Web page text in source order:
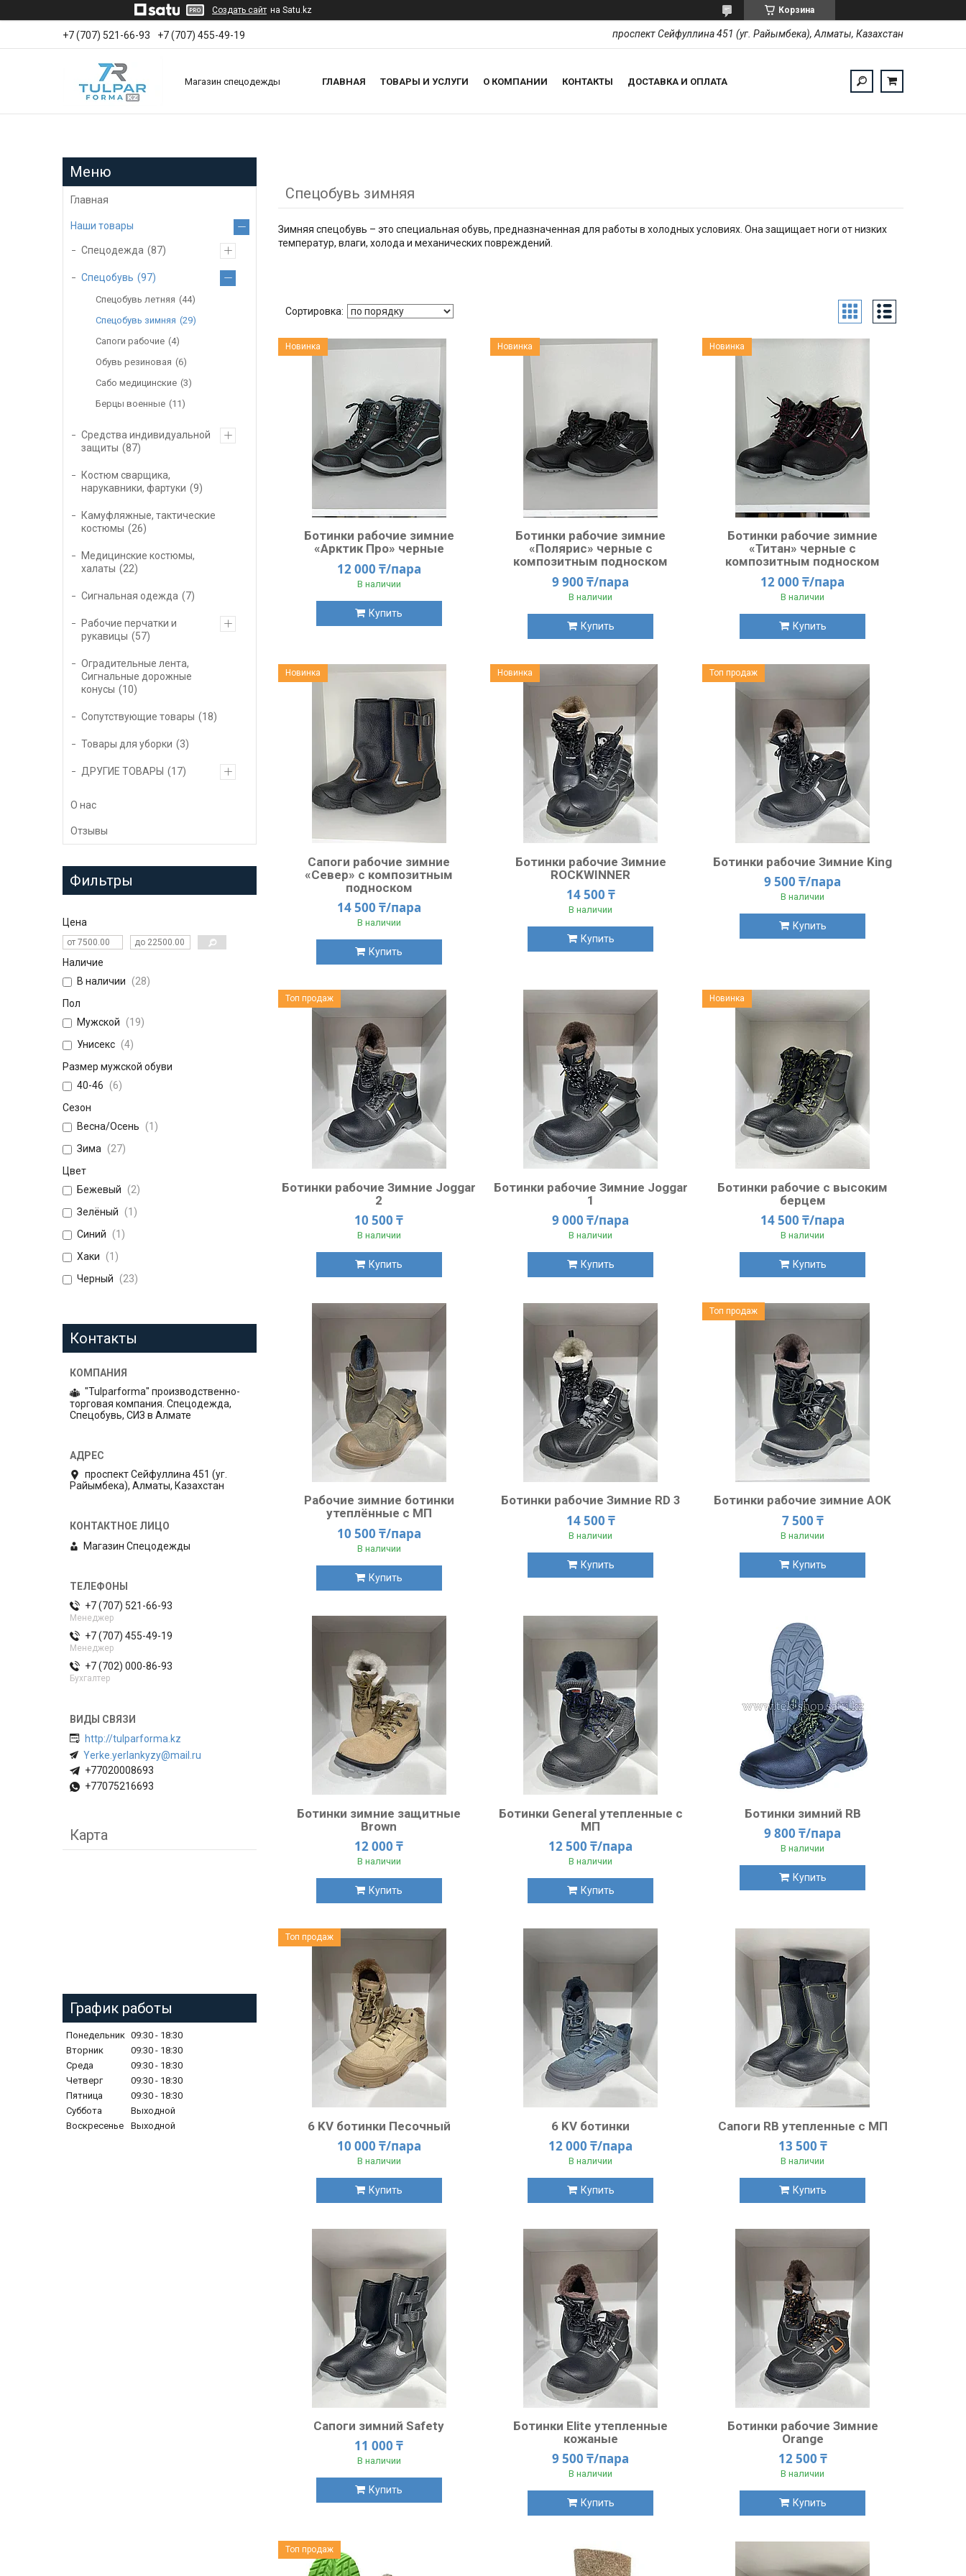
Создать сайт на Satu.kz Корзина
+7 (707) 521-66-93 +7 (707) 455-49-19 проспект Сейфуллина 451 (уг. Райымбека), Алматы, Казахстан
Магазин спецодежды ГЛАВНАЯ ТОВАРЫ И УСЛУГИ О КОМПАНИИ КОНТАКТЫ ДОСТАВКА И ОПЛАТА
Спецобувь зимняя
Зимняя спецобувь – это специальная обувь, предназначенная для работы в холодных условиях. Она защищает ноги от низких
температур, влаги, холода и механических повреждений.
Новинка
Ботинки рабочие зимние
«Арктик Про» черные
12 000 ₸/пара
В наличии
Купить
Новинка
Ботинки рабочие зимние
«Полярис» черные с
композитным подноском
9 900 ₸/пара
В наличии
Купить
Новинка
Ботинки рабочие зимние
«Титан» черные с
композитным подноском
12 000 ₸/пара
В наличии
Купить
Новинка
Сапоги рабочие зимние
«Север» с композитным
подноском
14 500 ₸/пара
В наличии
Купить
Новинка
Ботинки рабочие Зимние
ROCKWINNER
14 500 ₸
В наличии
Купить
Топ продаж
Ботинки рабочие Зимние King
9 500 ₸/пара
В наличии
Купить
Топ продаж
Ботинки рабочие Зимние Joggar
2
10 500 ₸
В наличии
Купить
Ботинки рабочие Зимние Joggar
1
9 000 ₸/пара
В наличии
Купить
Новинка
Ботинки рабочие с высоким
берцем
14 500 ₸/пара
В наличии
Купить
Рабочие зимние ботинки
утеплённые с МП
10 500 ₸/пара
В наличии
Купить
Ботинки рабочие Зимние RD 3
14 500 ₸
В наличии
Купить
Топ продаж
Ботинки рабочие зимние AOK
7 500 ₸
В наличии
Купить
Ботинки зимние защитные
Brown
12 000 ₸
В наличии
Купить
Ботинки General утепленные с
МП
12 500 ₸/пара
В наличии
Купить
Ботинки зимний RB
9 800 ₸/пара
В наличии
Купить
Топ продаж
6 KV ботинки Песочный
10 000 ₸/пара
В наличии
Купить
6 KV ботинки
12 000 ₸/пара
В наличии
Купить
Сапоги RB утепленные с МП
13 500 ₸
В наличии
Купить
Сапоги зимний Safety
11 000 ₸
В наличии
Купить
Ботинки Elite утепленные
кожаные
9 500 ₸/пара
В наличии
Купить
Ботинки рабочие Зимние
Orange
12 500 ₸
В наличии
Купить
Топ продаж
Главная
Наши товары
Спецодежда 87
Спецобувь 97
Спецобувь летняя
44
Спецобувь зимняя
29
Сапоги рабочие
4
Обувь резиновая
6
Сабо медицинские 3
Берцы военные
11
Средства индивидуальной
защиты
87
Костюм сварщика,
нарукавники, фартуки
9
Камуфляжные, тактические
костюмы
26
Медицинские костюмы,
халаты
22
Сигнальная одежда 7
Рабочие перчатки и
рукавицы
57
Оградительные лента,
Сигнальные дорожные
конусы
10
Сопутствующие товары 18
Товары для уборки 3
ДРУГИЕ ТОВАРЫ 17
О нас
Отзывы
Фильтры
Цена
Наличие
В наличии
28
Пол
Мужской
19
Унисекс
4
Размер мужской обуви
40-46
6
Сезон
Весна/Осень
1
Зима
27
Цвет
Бежевый
2
Зелёный
1
Синий
1
Хаки
1
Черный
23
Контакты
"Tulparforma" производственно-
торговая компания. Спецодежда,
Спецобувь, СИЗ в Алмате
проспект Сейфуллина 451 (уг.
Райымбека), Алматы, Казахстан
Магазин Спецодежды
+7 (707) 521-66-93
Менеджер
+7 (707) 455-49-19
Менеджер
+7 (702) 000-86-93
Бухгалтер
http://tulparforma.kz
Yerke.yerlankyzy@mail.ru
+77020008693
+77075216693
Карта
График работы
Понедельник 09:30
18:30
Вторник
09:30
18:30
Среда
09:30
18:30
Четверг
09:30
18:30
Пятница
09:30
18:30
Суббота
Выходной
Воскресенье
Выходной